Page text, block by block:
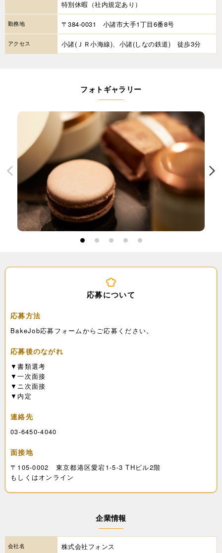
特別休暇（社内規定あり）
勤務地 〒384-0031 小諸市大手1丁目6番8号
アクセス 小諸(ＪＲ小海線)、小諸(しなの鉄道) 徒歩3分
フォトギャラリー
1 2 3 4 5
応募について
応募方法
BakeJob応募フォームからご応募ください。
応募後のながれ
▼書類選考
▼一次面接
▼ニ次面接
▼内定
連絡先
03-6450-4040
面接地
〒105-0002 東京都港区愛宕1-5-3 THビル2階
もしくはオンライン
企業情報
会社名 株式会社フォンス